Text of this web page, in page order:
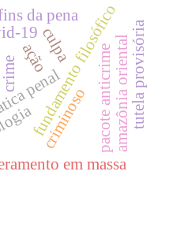
ação
crime penal
fundamento filosófico
criminoso
culpa
em massa
amazônia oriental
da pena
19 tutela provisória
pacote anticrime